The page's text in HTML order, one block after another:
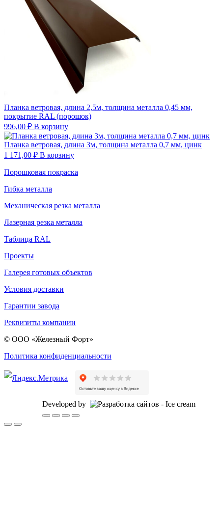
Планка ветровая, длина 2,5м, толщина металла 0,45 мм,
покрытие RAL (порошок)
996,00 ₽ В корзину
Планка ветровая, длина 3м, толщина металла 0,7 мм, цинк
1 171,00 ₽ В корзину
Порошковая покраска
Гибка металла
Механическая резка металла
Лазерная резка металла
Таблица RAL
Проекты
Галерея готовых объектов
Условия доставки
Гарантии завода
Реквизиты компании
© ООО «Железный Форт»
Политика конфиденциальности
Developed by